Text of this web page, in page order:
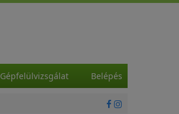
Gépfelülvizsgálat Belépés